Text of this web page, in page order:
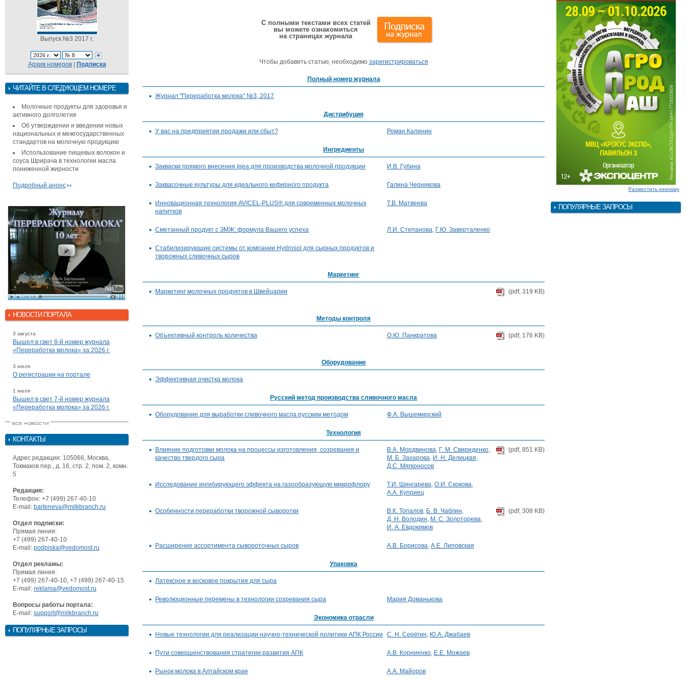
Выпуск №3 2017 г.
Архив номеров| Подписка
ЧИТАЙТЕ В СЛЕДУЮЩЕМ НОМЕРЕ
Молочные продукты для здоровья и
активного долголетия
Об утверждении и введении новых
национальных и межгосударственных
стандартов на молочную продукцию
Использование пищевых волокон и
соуса Шрирача в технологии масла
пониженной жирности
Подробный анонс
НОВОСТИ ПОРТАЛА
3 августа
Вышел в свет 8-й номер журнала
«Переработка молока» за 2026 г.
3 июля
О регистрации на портале
1 июля
Вышел в свет 7-й номер журнала
«Переработка молока» за 2026 г.
КОНТАКТЫ
Адрес редакции: 105066, Москва,
Токмаков пер., д. 16, стр. 2, пом. 2, комн.
5
Редакция:
Телефон: +7 (499) 267-40-10
E-mail: barteneva@milkbranch.ru
Отдел подписки:
Прямая линия:
+7 (499) 267-40-10
E-mail: podpiska@vedomost.ru
Отдел рекламы:
Прямая линия:
+7 (499) 267-40-10, +7 (499) 267-40-15
E-mail: reklama@vedomost.ru
Вопросы работы портала:
E-mail: support@milkbranch.ru
ПОПУЛЯРНЫЕ ЗАПРОСЫ
С полными текстами всех статей
вы можете ознакомиться
на страницах журнала
Чтобы добавить статью, необходимо зарегистрироваться
Полный номер журнала
Журнал "Переработка молока" №3, 2017
Дистрибуция
У вас на предприятии продажи или сбыт? Роман Калинин
Ингредиенты
Закваски прямого внесения Igea для производства молочной продукции И.В. Губина
Заквасочные культуры для идеального кефирного продукта Галина Черникова
Инновационная технология AVICEL-PLUS® для современных молочных
напитков
Т.В. Матвеева
Сметанный продукт с ЗМЖ: формула Вашего успеха Л.И. Степанова, Г.Ю. Заверталенко
Стабилизирующие системы от компании Hydrosol для сырных продуктов и
творожных сливочных сыров
Маркетинг
Маркетинг молочных продуктов в Швейцарии (pdf, 319 KB)
Методы контроля
Объективный контроль количества О.Ю. Панкратова (pdf, 176 KB)
Оборудование
Эффективная очистка молока
Русский метод производства сливочного масла
Оборудование для выработки сливочного масла русским методом Ф.А. Вышемирский
Технология
Влияние подготовки молока на процессы изготовления, созревания и
качество твердого сыра
В.А. Мордвинова, Г. М. Свириденко,
М. Б. Захарова, И. Н. Делицкая,
Д.С. Мягконосов
(pdf, 851 KB)
Исследование ингибирующего эффекта на газообразующую микрофлору Т.И. Шингарева, О.И. Скокова,
А.А. Куприец
Особенности переработки творожной сыворотки В.К. Топалов, Б. В. Чаблин,
Д. Н. Володин, М. С. Золоторева,
И. А. Евдокимов
(pdf, 308 KB)
Расширение ассортимента сывороточных сыров А.В. Борисова, А.Е. Липовская
Упаковка
Латексное и восковое покрытия для сыра
Революционные перемены в технологии созревания сыра Мария Доманькова
Экономика отрасли
Новые технологии для реализации научно-технической политики АПК России С. Н. Серёгин, Ю.А. Джабаев
Пути совершенствования стратегии развития АПК А.В. Корниенко, Е.Е. Можаев
Рынок молока в Алтайском крае А.А. Майоров
Разместить рекламу
ПОПУЛЯРНЫЕ ЗАПРОСЫ